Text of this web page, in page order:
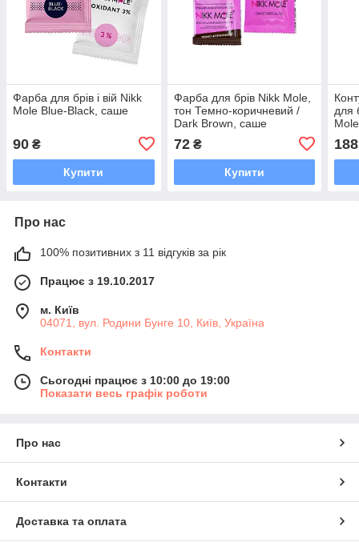
Фарба для брів і вій Nikk
Mole Blue-Black, саше
90 ₴
Купити
Фарба для брів Nikk Mole,
тон Темно-коричневий /
Dark Brown, саше
72₴
Купити
для
188
Про нас
100% позитивних з 11 відгуків за рік
Працює з 19.10.2017
м. Київ
04071, вул. Родини Бунге 10, Київ, Україна
Контакти
Сьогодні працює з 10:00 до 19:00
Показати весь графік роботи
Про нас
Контакти
Доставка та оплата